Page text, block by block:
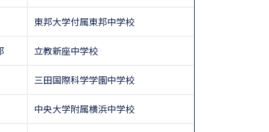
東邦大学付属東邦中学校
立教新座中学校
三田国際科学学園中学校
中央大学附属横浜中学校